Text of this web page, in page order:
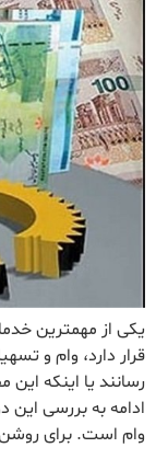
یکی از مهمترین
قرار دارد، وام و
رسانند یا اینکه
ادامه به بررسی این
وام است. برای